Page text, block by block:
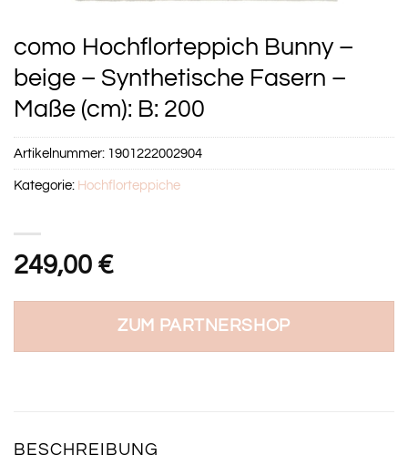
como Hochflorteppich Bunny –
beige – Synthetische Fasern –
Maße (cm): B: 200
249,00 €
ZUM PARTNERSHOP
Artikelnummer: 1901222002904
Kategorie: Hochflorteppiche
BESCHREIBUNG